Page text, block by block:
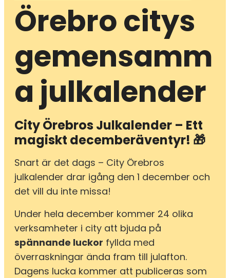
Örebro citys
gemensamm
a julkalender
City Örebros Julkalender – Ett
magiskt decemberäventyr! 🎁
Snart är det dags – City Örebros
julkalender drar igång den 1 december och
det vill du inte missa!
Under hela december kommer 24 olika
verksamheter i city att bjuda på
spännande luckor fyllda med
överraskningar ända fram till julafton.
Dagens lucka kommer att publiceras som